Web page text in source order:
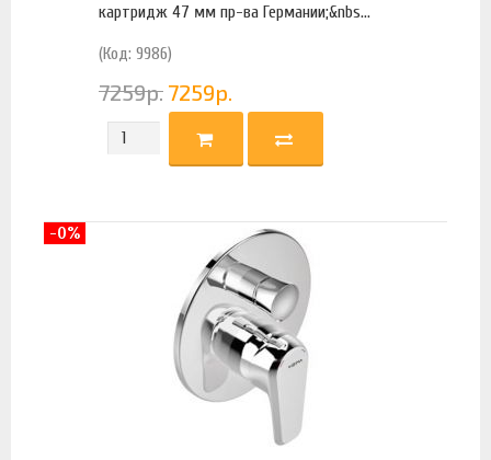
картридж 47 мм пр-ва Германии;&nbs...
(Код: 9986)
7259р. 7259р.
-0%